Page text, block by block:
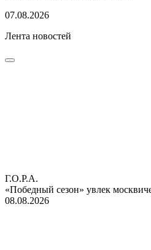
07.08.2026
Лента новостей
Г.О.Р.А.
«Победный сезон» увлек
08.08.2026